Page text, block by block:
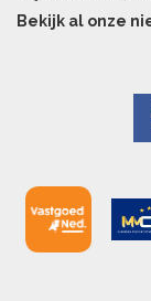
Bekijk al onze